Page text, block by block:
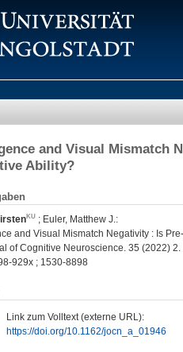
and Visual Mismatch
Ability?
; Euler, Matthew J.:
and Visual Mismatch Negativity : Is
of Cognitive Neuroscience. 35 (2022) 2.
929x ; 1530-8898
Link zum Volltext (externe URL):
https://doi.org/10.1162/jocn_a_01946